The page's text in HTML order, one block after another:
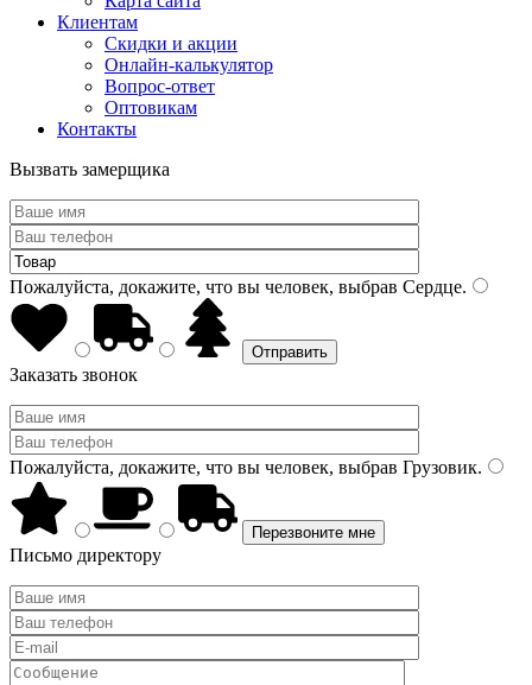
Клиентам
Скидки и акции
Онлайн-калькулятор
Вопрос-ответ
Оптовикам
Контакты
Вызвать замерщика
Пожалуйста, докажите, что вы человек, выбрав Сердце.
Заказать звонок
Пожалуйста, докажите, что вы человек, выбрав Грузовик.
Письмо директору